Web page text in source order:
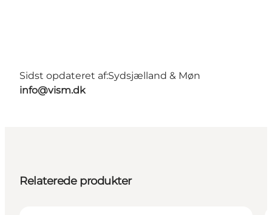
Sidst opdateret af:Sydsjælland & Møn
info@vism.dk
Relaterede produkter